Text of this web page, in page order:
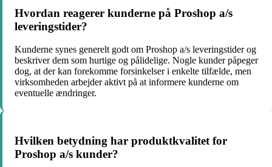
Hvordan reagerer kunderne på Proshop a/s
leveringstider?
Kunderne synes generelt godt om Proshop a/s leveringstider og
beskriver dem som hurtige og pålidelige. Nogle kunder påpeger
dog, at der kan forekomme forsinkelser i enkelte tilfælde, men
virksomheden arbejder aktivt på at informere kunderne om
eventuelle ændringer.
Hvilken betydning har produktkvalitet for
Proshop a/s kunder?